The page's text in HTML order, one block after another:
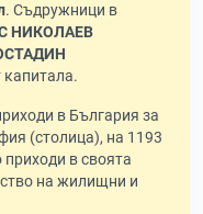
. Съдружници в
НИКОЛАЕВ
капитала.
в България за
(столица), на 1193
в своята
на жилищни и